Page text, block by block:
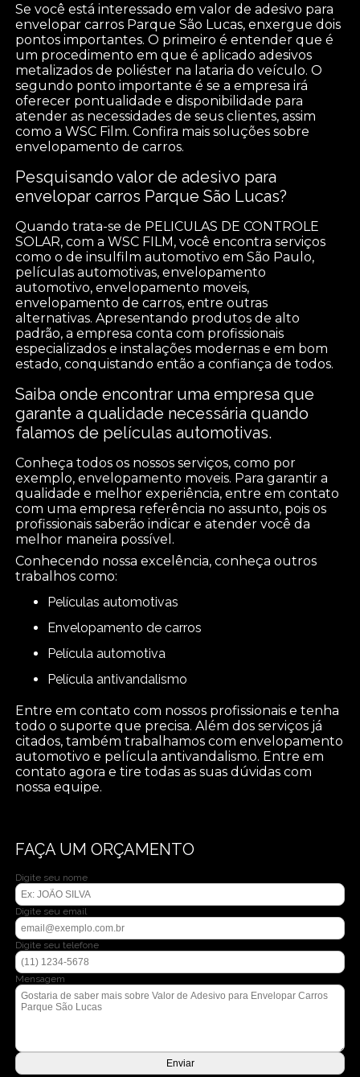
Se você está interessado em valor de adesivo para
envelopar carros Parque São Lucas, enxergue dois
pontos importantes. O primeiro é entender que é
um procedimento em que é aplicado adesivos
metalizados de poliéster na lataria do veículo. O
segundo ponto importante é se a empresa irá
oferecer pontualidade e disponibilidade para
atender as necessidades de seus clientes, assim
como a WSC Film. Confira mais soluções sobre
envelopamento de carros.
Pesquisando valor de adesivo para
envelopar carros Parque São Lucas?
Quando trata-se de PELICULAS DE CONTROLE
SOLAR, com a WSC FILM, você encontra serviços
como o de insulfilm automotivo em São Paulo,
películas automotivas, envelopamento
automotivo, envelopamento moveis,
envelopamento de carros, entre outras
alternativas. Apresentando produtos de alto
padrão, a empresa conta com profissionais
especializados e instalações modernas e em bom
estado, conquistando então a confiança de todos.
Saiba onde encontrar uma empresa que
garante a qualidade necessária quando
falamos de películas automotivas.
Conheça todos os nossos serviços, como por
exemplo, envelopamento moveis. Para garantir a
qualidade e melhor experiência, entre em contato
com uma empresa referência no assunto, pois os
profissionais saberão indicar e atender você da
melhor maneira possível.
Conhecendo nossa excelência, conheça outros
trabalhos como:
películas automotivas
envelopamento de carros
película automotiva
película antivandalismo
Entre em contato com nossos profissionais e tenha
todo o suporte que precisa. Além dos serviços já
citados, também trabalhamos com envelopamento
automotivo e película antivandalismo. Entre em
contato agora e tire todas as suas dúvidas com
nossa equipe.
FAÇA UM ORÇAMENTO
Digite seu nome
Digite seu email
Digite seu telefone
Mensagem